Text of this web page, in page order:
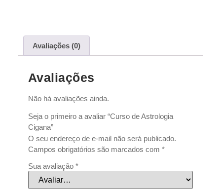
Avaliações (0)
Avaliações
Não há avaliações ainda.
Seja o primeiro a avaliar “Curso de Astrologia
Cigana”
O seu endereço de e-mail não será publicado.
Campos obrigatórios são marcados com *
Sua avaliação *